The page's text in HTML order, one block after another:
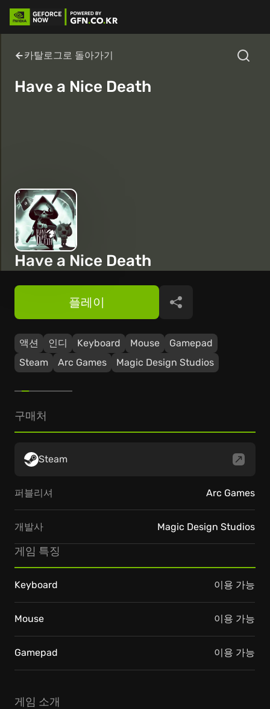
카탈로그로 돌아가기
Have a Nice Death
Have a Nice Death
액션 인디 Keyboard Mouse
Gamepad
Steam
Arc Games Magic Design Studios
플레이 공유
게임 소개
구매처
Steam
퍼블리셔 Arc Games
개발사 Magic Design Studios
게임 특징
Keyboard 이용 가능
Mouse 이용 가능
Gamepad 이용 가능